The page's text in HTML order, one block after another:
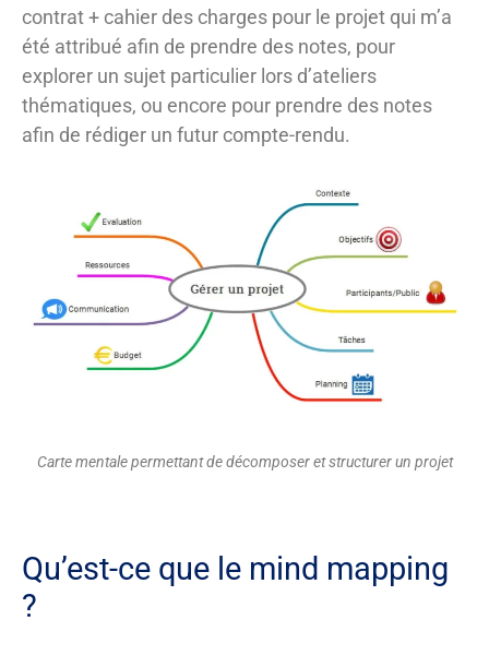
contrat + cahier des charges pour le projet qui m’a
été attribué afin de prendre des notes, pour
explorer un sujet particulier lors d’ateliers
thématiques, ou encore pour prendre des notes
afin de rédiger un futur compte-rendu.
Carte mentale permettant de décomposer et structurer un projet
Qu’est-ce que le mind mapping
?